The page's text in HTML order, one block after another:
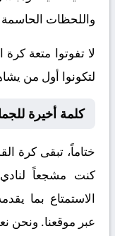
واللحظات الحاسمة
لا تفوتوا متعة
لتكونوا أول من
كلمة أخيرة
ختاماً، تبقى كرة
كنت مشجعاً
الاستمتاع بما
عبر موقعنا. ونحن